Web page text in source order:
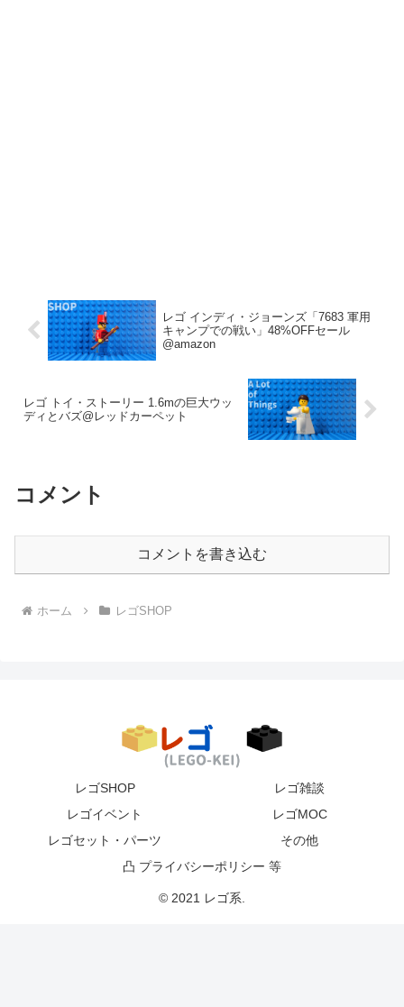
レゴ インディ・ジョーンズ「7683 軍用
キャンプでの戦い」48%OFFセール
@amazon
レゴ トイ・ストーリー 1.6mの巨大ウッ
ディとバズ@レッドカーペット
コメント
コメントを書き込む
ホーム レゴSHOP
レゴSHOP
レゴ雑談
レゴイベント
レゴMOC
レゴセット・パーツ
その他
凸 プライバシーポリシー 等
© 2021 レゴ系.